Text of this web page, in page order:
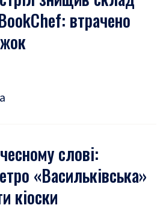
втрачено
слові:
«Васильківська»
кіоски